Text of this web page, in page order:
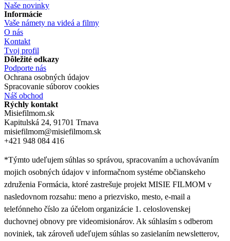
Naše novinky
Informácie
Vaše námety na videá a filmy
O nás
Kontakt
Tvoj profil
Dôležité odkazy
Podporte nás
Ochrana osobných údajov
Spracovanie súborov cookies
Náš obchod
Rýchly kontakt
Misiefilmom.sk
Kapitulská 24, 91701 Trnava
misiefilmom@misiefilmom.sk
+421 948 084 416
*Týmto udeľujem súhlas so správou, spracovaním a uchovávaním
mojich osobných údajov v informačnom systéme občianskeho
združenia Formácia, ktoré zastrešuje projekt MISIE FILMOM v
nasledovnom rozsahu: meno a priezvisko, mesto, e-mail a
telefónneho číslo za účelom organizácie 1. celoslovenskej
duchovnej obnovy pre videomisionárov. Ak súhlasím s odberom
noviniek, tak zároveň udeľujem súhlas so zasielaním newsletterov,